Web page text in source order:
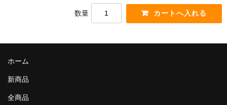
グ ッ ズ
数量
ホーム
新商品
全商品